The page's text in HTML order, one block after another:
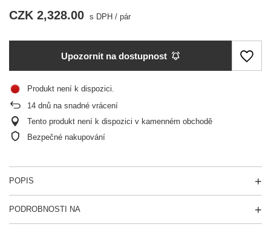
CZK 2,328.00 s DPH / pár
Upozornit na dostupnost
Produkt není k dispozici
14 dnů na snadné vrácení
Tento produkt není k dispozici v kamenném obchodě
Bezpečné nakupování
POPIS
PODROBNOSTI NA